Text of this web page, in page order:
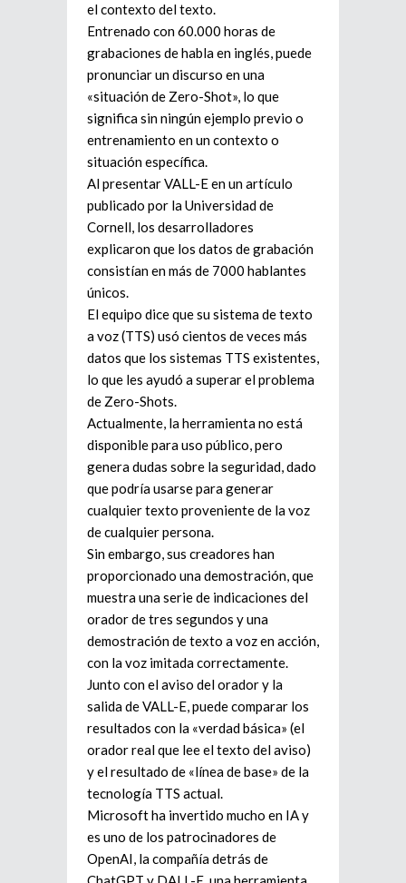
el contexto del texto.
Entrenado con 60.000 horas de
grabaciones de habla en inglés, puede
pronunciar un discurso en una
«situación de Zero-Shot», lo que
significa sin ningún ejemplo previo o
entrenamiento en un contexto o
situación específica.
Al presentar VALL-E en un artículo
publicado por la Universidad de
Cornell, los desarrolladores
explicaron que los datos de grabación
consistían en más de 7000 hablantes
únicos.
El equipo dice que su sistema de texto
a voz (TTS) usó cientos de veces más
datos que los sistemas TTS existentes,
lo que les ayudó a superar el problema
de Zero-Shots.
Actualmente, la herramienta no está
disponible para uso público, pero
genera dudas sobre la seguridad, dado
que podría usarse para generar
cualquier texto proveniente de la voz
de cualquier persona.
Sin embargo, sus creadores han
proporcionado una demostración, que
muestra una serie de indicaciones del
orador de tres segundos y una
demostración de texto a voz en acción,
con la voz imitada correctamente.
Junto con el aviso del orador y la
salida de VALL-E, puede comparar los
resultados con la «verdad básica» (el
orador real que lee el texto del aviso)
y el resultado de «línea de base» de la
tecnología TTS actual.
Microsoft ha invertido mucho en IA y
es uno de los patrocinadores de
OpenAI, la compañía detrás de